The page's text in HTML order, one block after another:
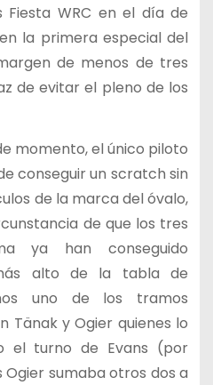
Fiesta WRC en el día de
la primera especial del
de menos de tres
de evitar el pleno de los
momento, el único piloto
conseguir un scratch sin
de la marca del óvalo,
de que los tres
ya han conseguido
alto de la tabla de
uno de los tramos
Tänak y Ogier quienes lo
el turno de Evans (por
sumaba otros dos a